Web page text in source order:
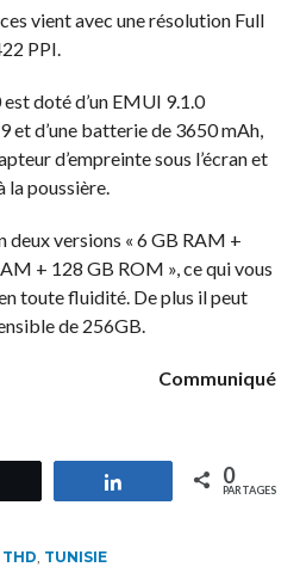
vient avec une résolution Full
PPI.
doté d’un EMUI 9.1.0
d’une batterie de 3650 mAh,
d’empreinte sous l’écran et
la poussière.
deux versions « 6 GB RAM +
+ 128 GB ROM », ce qui vous
toute fluidité. De plus il peut
de 256GB.
Communiqué
Partagez 0
PARTAGES
THD TUNISIE